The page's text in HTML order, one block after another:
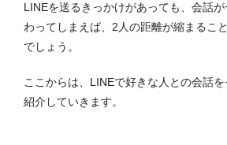
LINEを送るきっかけがあっても、会話
わってしまえば、2人の距離が縮まるこ
でしょう。
ここからは、LINEで好きな人との会話
紹介していきます。